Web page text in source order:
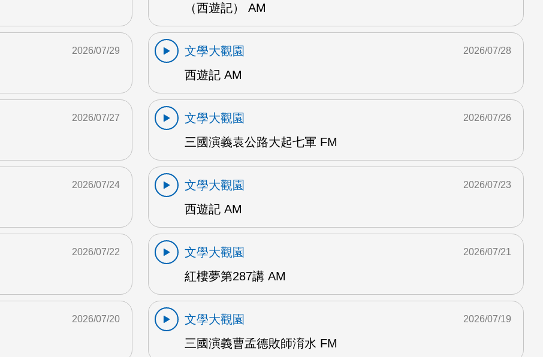
（西遊記） AM
2026/07/29
文學大觀園
西遊記 AM
2026/07/28
2026/07/27
文學大觀園
三國演義袁公路大起七軍 FM
2026/07/26
2026/07/24
文學大觀園
西遊記 AM
2026/07/23
2026/07/22
文學大觀園
紅樓夢第287講 AM
2026/07/21
2026/07/20
文學大觀園
三國演義曹孟德敗師淯水 FM
2026/07/19